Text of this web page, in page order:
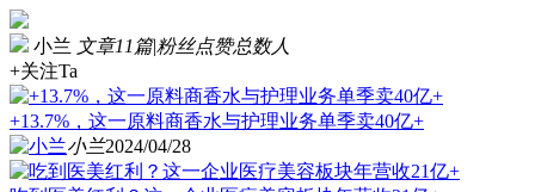
小兰 文章11篇|粉丝点赞总数人
+关注Ta
+13.7%，这一原料商香水与护理业务单季卖40亿+
小兰2024/04/28